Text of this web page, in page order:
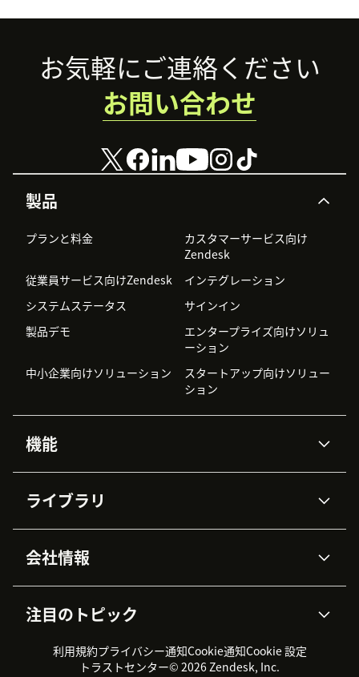
Footer
製品
プランと料金
カスタマーサービス向け
Zendesk
従業員サービス向けZendesk
インテグレーション
システムステータス
サインイン
製品デモ
エンタープライズ向けソリュ
ーション
中小企業向けソリューション
スタートアップ向けソリュー
ション
機能
Zendesk AI
高度なデータプライバシーと
データ保護
ナレッジベース
ワークフォースマネジメント
カスタマーポータル
ライブラリ
APIと開発者向け情報
AI研究
イベント情報
導入事例
トライアル体験とFAQ
会社情報
採用情報
インクルージョン＆ビロンギ
サステナビリティレポート
Zendesk Foundation
注目のトピック
CX Trends 2026
製品のアップデート情報
お気軽にご連絡ください
お問い合わせ
利用規約プライバシー通知Cookie通知Cookie 設定
トラストセンター© 2026 Zendesk, Inc.